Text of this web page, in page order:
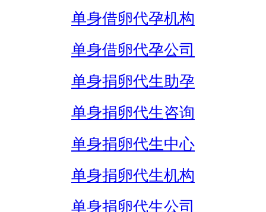
单身借卵代孕机构
单身借卵代孕公司
单身捐卵代生助孕
单身捐卵代生咨询
单身捐卵代生中心
单身捐卵代生机构
单身捐卵代生公司